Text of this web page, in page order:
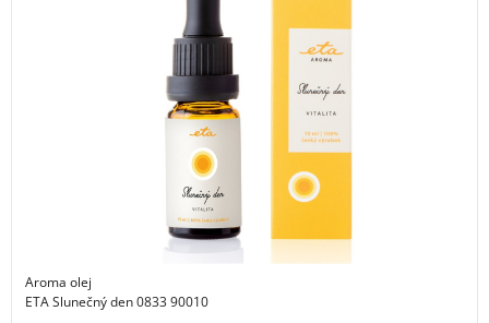
Aroma olej
ETA Slunečný den 0833 90010